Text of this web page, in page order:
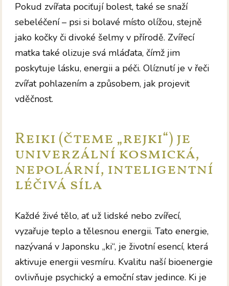
Pokud zvířata pociťují bolest, také se snaží
sebeléčení – psi si bolavé místo olížou, stejně
jako kočky či divoké šelmy v přírodě. Zvířecí
matka také olizuje svá mláďata, čímž jim
poskytuje lásku, energii a péči. Olíznutí je v řeči
zvířat pohlazením a způsobem, jak projevit
vděčnost.
Reiki (čteme „rejki“) je
univerzální kosmická,
nepolární, inteligentní
léčivá síla
Každé živé tělo, ať už lidské nebo zvířecí,
vyzařuje teplo a tělesnou energii. Tato energie,
nazývaná v Japonsku „ki“, je životní esencí, která
aktivuje energii vesmíru. Kvalitu naší bioenergie
ovlivňuje psychický a emoční stav jedince. Ki je